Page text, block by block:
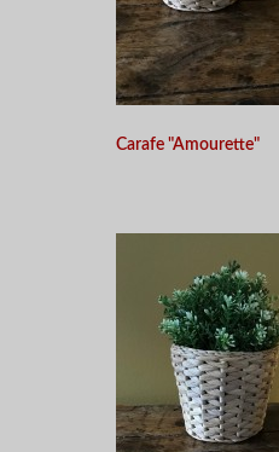
Carafe "Amourette"